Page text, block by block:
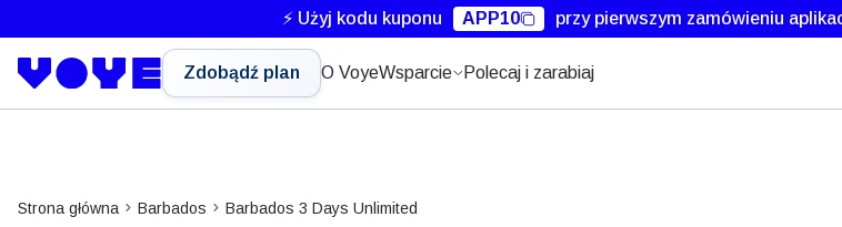
⚡ Użyj kodu kuponu APP10 przy pierwszym zamówieniu
Zdobądź plan O VoyeWsparcie Polecaj i zarabiaj
Strona główna Barbados Barbados 3 Days Unlimited